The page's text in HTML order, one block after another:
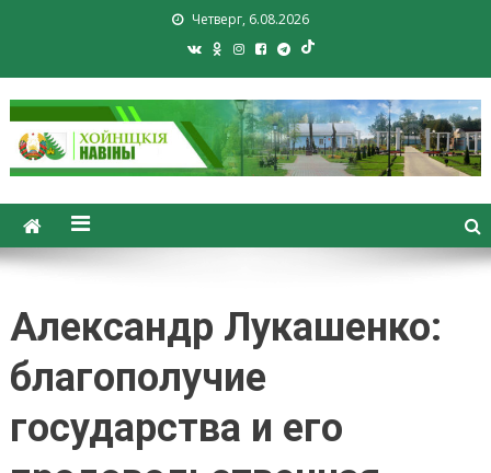
Четверг, 6.08.2026
Хойники. Хойнiцкiя навiны.
Новости Хойник. Районная
Александр Лукашенко:
благополучие
государства и его